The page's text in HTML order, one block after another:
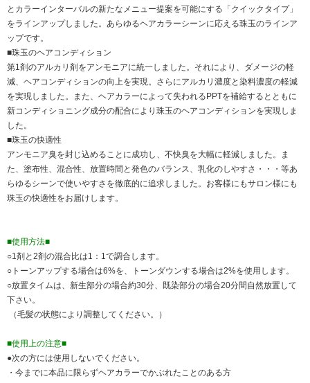
とカラーインターバルの新たなメニュー提案を可能にする「クイックタイプ」
をラインアップしました。あらゆるヘアカラーシーンに応える珠玉のラインア
ップです。
■珠玉のヘアコンディション
第1剤のアルカリ剤をアンモニアに統一しました。それにより、ダメージの軽
減、ヘアコンディションの向上を実現。さらにアルカリ濃度と染料濃度の軽減
を実現しました。また、ヘアカラーによって失われるPPTを補給するとともに
新コンディショニング成分の配合により珠玉のヘアコンディションを実現しま
した。
■珠玉の快適性
アンモニア臭を封じ込めることに成功し、不快臭を大幅に軽減しました。ま
た、塗布性、混合性、放置時間と発色のバランス、乳化のしやすさ・・・等あ
らゆるシーンで使いやすさを徹底的に追求しました。お客様にもサロン様にも
珠玉の快適性をお届けします。
■使用方法■
○1剤と2剤の混合比は1：1で調合します。
○トーンアップする場合は6%を、トーンダウンする場合は2%を使用します。
○放置タイムは、新生部分の場合約30分、既染部分の場合20分間自然放置して
下さい。
（毛髪の状態により調整してください。）
■使用上の注意■
●次の方には使用しないでください。
・今までに本品に限らずヘアカラーでかぶれたことのある方